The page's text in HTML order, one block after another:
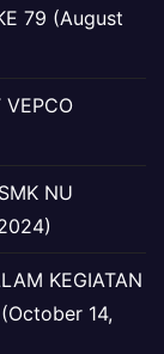
79 (August
VEPCO
NU
KEGIATAN
14,